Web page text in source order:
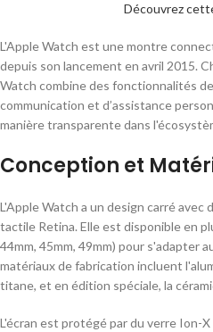
Découvrez
L'Apple Watch est une montre
depuis son lancement en avril 2015.
Watch combine des fonctionnalités
communication et d’assistance
manière transparente dans
Conception et
L'Apple Watch a un design carré avec
tactile Retina. Elle est disponible en
44mm, 45mm, 49mm) pour s'adapter
matériaux de fabrication incluent
titane, et en édition spéciale, la
L'écran est protégé par du verre Ion-